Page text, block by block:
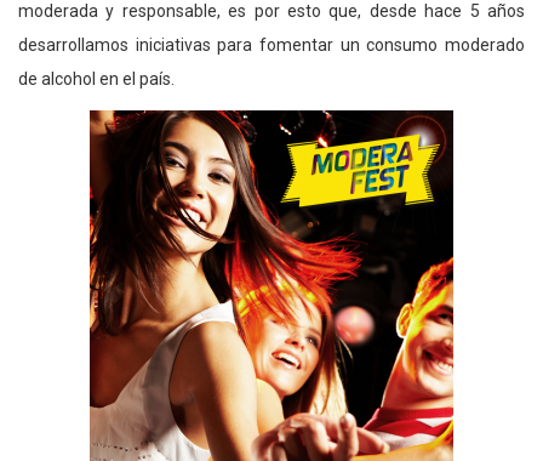
moderada y responsable, es por esto que, desde hace 5 años
desarrollamos iniciativas para fomentar un consumo moderado
de alcohol en el país.